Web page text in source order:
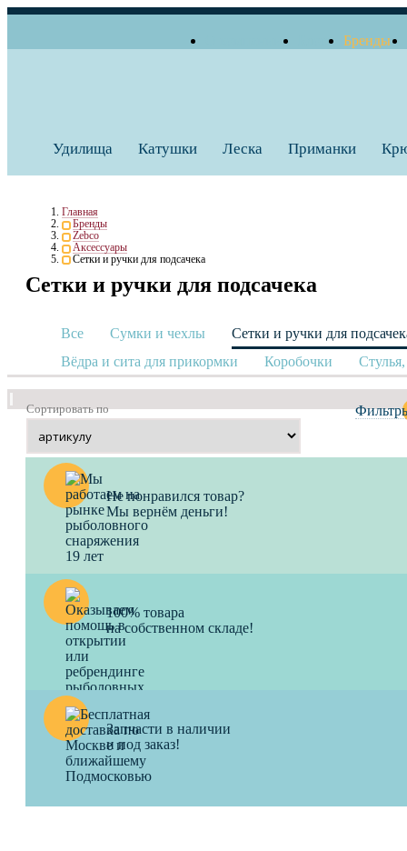
Бренды
Удилища Катушки Леска Приманки
Главная
Бренды
Zebco
Аксессуары
Сетки и ручки для подсачека
Сетки и ручки для подсачека
Все Сумки и чехлы
Сетки и ручки для
Вёдра и сита для прикормки
Коробочки
Сортировать по
Не понравился товар?
Мы вернём деньги!
100% товара
на собственном складе!
Запчасти в наличии
и под заказ!